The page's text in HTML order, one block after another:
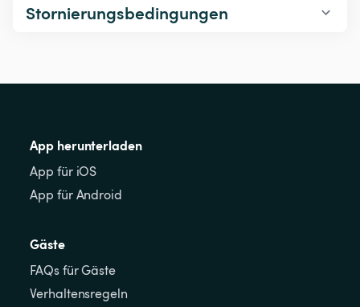
Stornierungsbedingungen
App herunterladen
App für iOS
App für Android
Gäste
FAQs für Gäste
Verhaltensregeln